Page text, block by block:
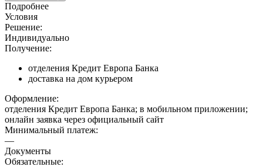
Подробнее
Условия
Решение:
Индивидуально
Получение:
отделения Кредит Европа Банка
доставка на дом курьером
Оформление:
отделения Кредит Европа Банка; в мобильном приложении;
онлайн заявка через официальный сайт
Минимальный платеж:
—
Документы
Обязательные: